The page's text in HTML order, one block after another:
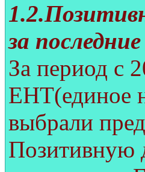
за
За период с
ЕНТ(единое
выбрали
Позитивную